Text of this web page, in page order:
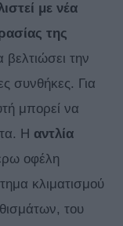
με νέα
της
την
συνθήκες. Για
μπορεί να
Η αντλία
οφέλη
κλιματισμού
του